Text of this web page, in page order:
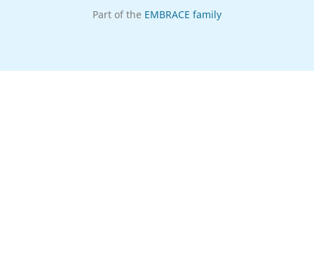
Part of the EMBRACE family